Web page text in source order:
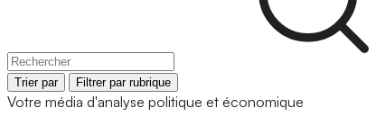
Trier par Filtrer par rubrique
Votre média d'analyse politique et économique